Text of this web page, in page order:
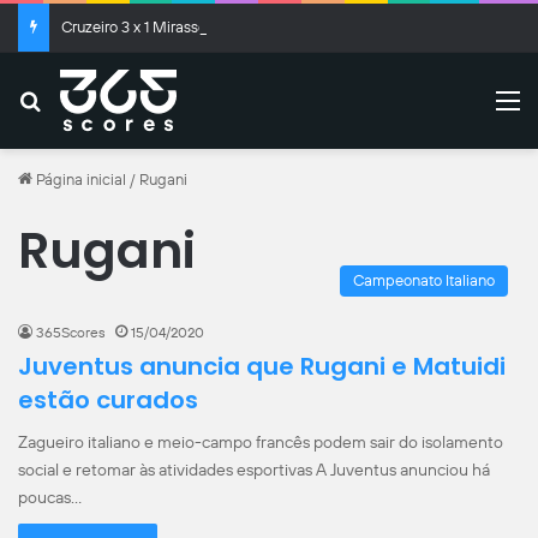
Buscar
Página inicial / Rugani
Rugani Campeonato Italiano
365Scores 15/04/2020
Juventus anuncia que Rugani e Matuidi
estão curados
Zagueiro italiano e meio-campo francês podem sair do isolamento
social e retomar às atividades esportivas A Juventus anunciou há
poucas…